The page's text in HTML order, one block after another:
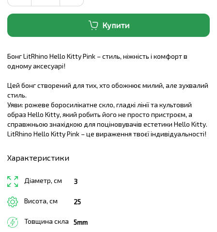
Купити
Бонг LitRhino Hello Kitty Pink – стиль, ніжність і комфорт в
одному аксесуарі!
Цей бонг створений для тих, хто обожнює милий, але зухвалий
стиль.
Уяви: рожеве боросилікатне скло, гладкі лінії та культовий
образ Hello Kitty, який робить його не просто пристроєм, а
справжньою знахідкою для поціновувачів естетики Hello Kitty.
LitRhino Hello Kitty Pink – це вираження твоєї індивідуальності!
Характеристики
Діаметр, см 3
Висота, см 25
Товщина скла 5mm